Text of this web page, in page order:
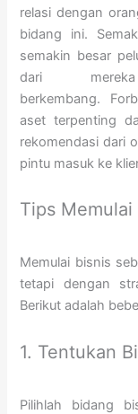
relasi dengan
bidang ini.
semakin besar
dari
berkembang.
aset terpenting
rekomendasi dari
pintu masuk ke
Tips
Memulai bisnis
tetapi dengan
Berikut adalah
1. Tentukan
Pilihlah bidang